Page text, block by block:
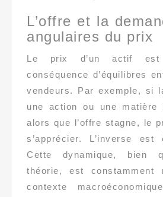
L’offre et la
angulaires du prix
Le prix d’un actif est
conséquence d’équilibres
vendeurs. Par exemple, si
une action ou une matière
alors que l’offre stagne, le
s’apprécier. L’inverse est
Cette dynamique, bien
théorie, est constamment
contexte